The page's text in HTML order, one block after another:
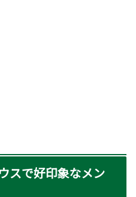
スで好印象なメン